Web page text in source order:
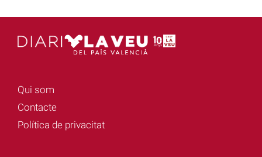
Qui som
Contacte
Política de privacitat